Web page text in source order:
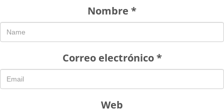
Nombre *
Correo electrónico*
Web